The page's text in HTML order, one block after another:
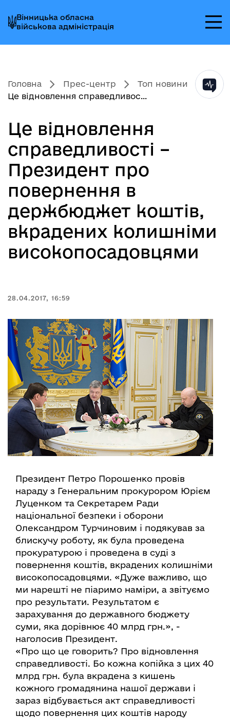
до
головного
меню
до
головного
вмісту
до
головного
колонтитула
Вінницька обласна
військова адміністрація
Головна Прес-центр
Топ новини
Це відновлення справедливос...
Це відновлення
справедливості –
Президент про
повернення в
держбюджет коштів,
вкрадених колишніми
високопосадовцями
28.04.2017, 16:59
Президент Петро Порошенко провів
нараду з Генеральним прокурором Юрієм
Луценком та Секретарем Ради
національної безпеки і оборони
Олександром Турчиновим і подякував за
блискучу роботу, як була проведена
прокуратурою і проведена в суді з
повернення коштів, вкрадених колишніми
високопосадовцями. «Дуже важливо, що
ми нарешті не піаримо наміри, а звітуємо
про результати. Результатом є
зарахування до державного бюджету
суми, яка дорівнює 40 млрд грн.», -
наголосив Президент.
«Про що це говорить? Про відновлення
справедливості. Бо кожна копійка з цих 40
млрд грн. була вкрадена з кишень
кожного громадянина нашої держави і
зараз відбувається акт справедливості
щодо повернення цих коштів народу